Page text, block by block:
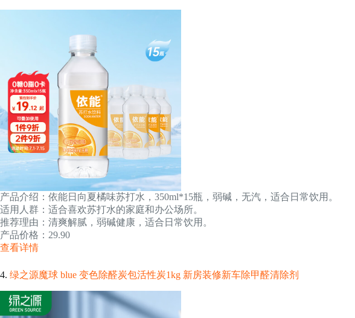
产品介绍：依能日向夏橘味苏打水，350ml*15瓶，弱碱，无汽，适合日常饮用。
适用人群：适合喜欢苏打水的家庭和办公场所。
推荐理由：清爽解腻，弱碱健康，适合日常饮用。
产品价格：29.90
查看详情
4. 绿之源魔球 blue 变色除醛炭包活性炭1kg 新房装修新车除甲醛清除剂